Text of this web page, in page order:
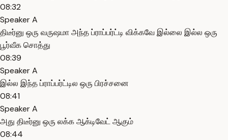
08:32
Speaker A
திடீர்னு ஒரு வருஷமா அந்த ப்ராப்பர்ட்டி விக்கவே இல்லை இல்ல ஒரு
பூர்வீக சொத்து
08:39
Speaker A
இல்ல இந்த ப்ராப்பர்ட்டில ஒரு பிரச்சனை
08:41
Speaker A
அது திடீர்னு ஒரு லக்க ஆக்டிவேட் ஆகும்
08:44